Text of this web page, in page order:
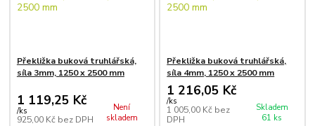
Překližka buková truhlářská,
síla 3mm, 1250 x 2500 mm
1 119,25 Kč
/ks
925,00 Kč bez DPH
Není
skladem
Překližka buková truhlářská,
síla 4mm, 1250 x 2500 mm
1 216,05 Kč
/ks
1 005,00 Kč bez
DPH
Skladem
61 ks